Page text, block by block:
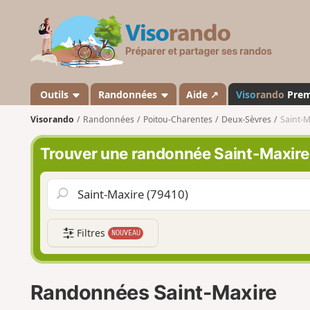
s
a
n
d
o
Outils Randonnées Aide ↗ Visorando
Visorando Randonnées Poitou-Charentes Deux-Sèvres Saint-
Trouver une randonnée Saint-Maxire
Filtres NOUVEAU
Randonnées Saint-Maxire